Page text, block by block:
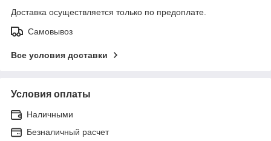
Доставка осуществляется только по предоплате.
Самовывоз
Все условия доставки
Условия оплаты
Наличными
Безналичный расчет